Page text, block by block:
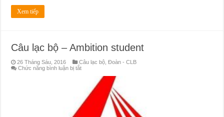
Xem tiếp
Câu lạc bộ – Ambition student
26 Tháng Sáu, 2016 Câu lạc bộ ,Đoàn - CLB
Chức năng bình luận bị tắtở
Ambition
student